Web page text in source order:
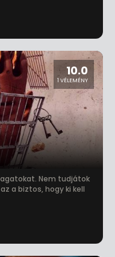
10.0
1 VÉLEMÉNY
Nem tudjátok
a biztos, hogy ki kell